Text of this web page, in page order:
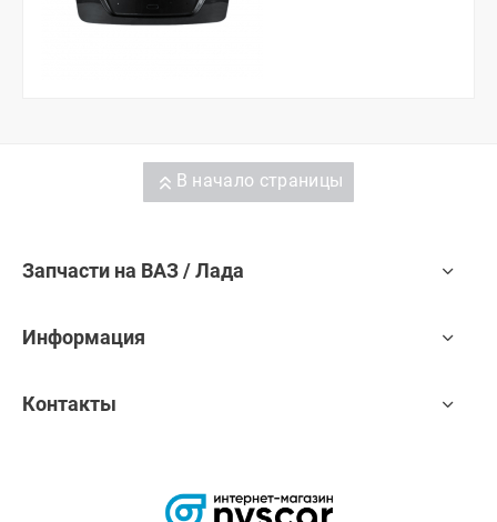
В начало страницы
Запчасти на ВАЗ / Лада
Информация
Контакты